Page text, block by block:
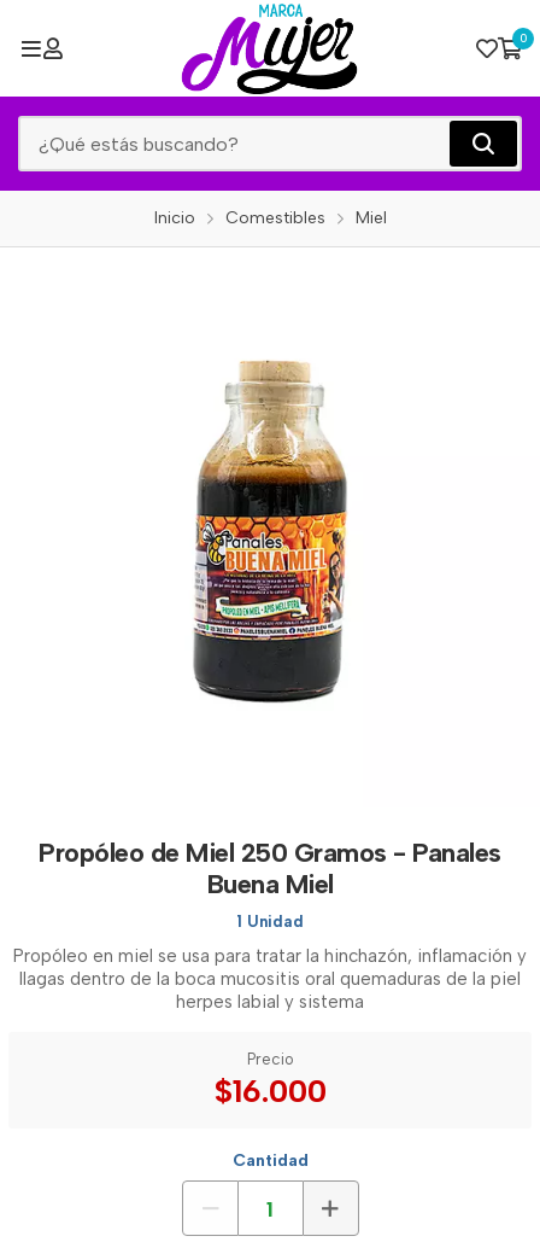
0
Inicio Comestibles Miel
Propóleo de Miel 250 Gramos - Panales
Buena Miel
1 Unidad
Propóleo en miel se usa para tratar la hinchazón, inflamación y
llagas dentro de la boca mucositis oral quemaduras de la piel
herpes labial y sistema
Precio
$16.000
Cantidad